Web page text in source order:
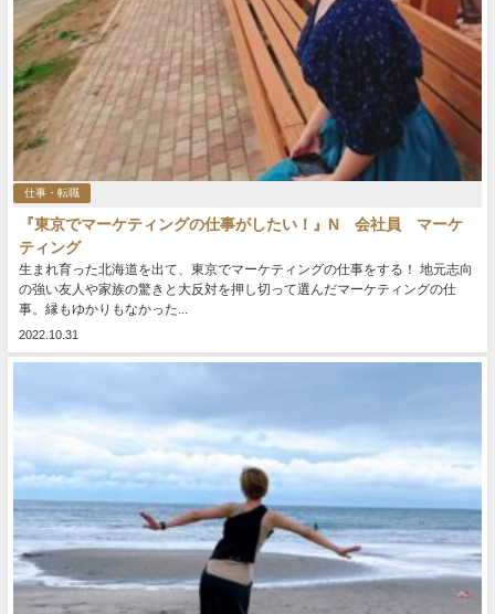
仕事・転職
『東京でマーケティングの仕事がしたい！』N 会社員 マーケ
ティング
生まれ育った北海道を出て、東京でマーケティングの仕事をする！ 地元志向
の強い友人や家族の驚きと大反対を押し切って選んだマーケティングの仕
事。縁もゆかりもなかった...
2022.10.31